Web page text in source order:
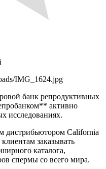
IMG_1624.jpg
банк репродуктивных
активно
исследованиях.
дистрибьютором California
заказывать
каталога,
спермы со всего мира.